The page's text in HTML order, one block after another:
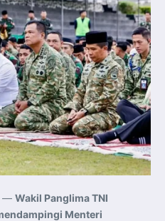
— Wakil Panglima TNI
Menteri